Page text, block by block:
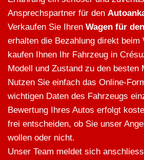
Ansprechspartner für den
Verkaufen Sie Ihren Wagen für
erhalten die Bezahlung direkt beim
kaufen Ihnen Ihr Fahrzeug in
Modell und Zustand zu den besten
Nutzen Sie einfach das Online-
wichtigen Daten des Fahrzeugs
Bewertung Ihres Autos erfolgt
frei entscheiden, ob Sie unser
wollen oder nicht.
Unser Team meldet sich